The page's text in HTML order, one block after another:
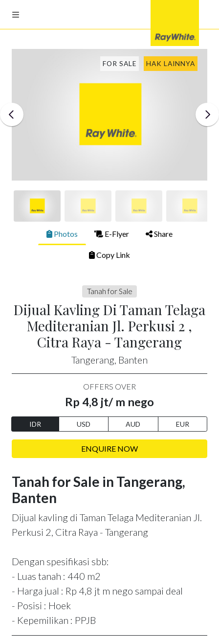
FOR SALE HAK LAINNYA
Photos E-Flyer Share
Copy Link
Tanah for Sale
Dijual Kavling Di Taman Telaga
Mediteranian Jl. Perkusi 2 ,
Citra Raya - Tangerang
Tangerang, Banten
OFFERS OVER
Rp 4,8 jt/ m nego
IDR USD AUD EUR
ENQUIRE NOW
Tanah for Sale in Tangerang,
Banten
Dijual kavling di Taman Telaga Mediteranian Jl.
Perkusi 2, Citra Raya - Tangerang
Dengan spesifikasi sbb:
- Luas tanah : 440 m2
- Harga jual : Rp 4,8 jt m nego sampai deal
- Posisi : Hoek
- Kepemilikan : PPJB